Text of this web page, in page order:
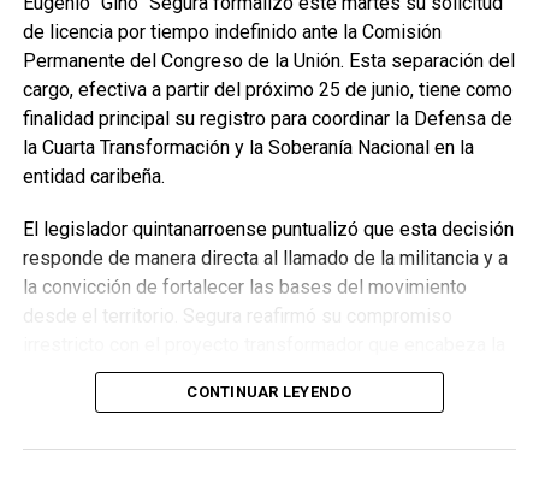
de licencia por tiempo indefinido ante la Comisión
Permanente del Congreso de la Unión. Esta separación del
cargo, efectiva a partir del próximo 25 de junio, tiene como
finalidad principal su registro para coordinar la Defensa de
la Cuarta Transformación y la Soberanía Nacional en la
entidad caribeña.
El legislador quintanarroense puntualizó que esta decisión
responde de manera directa al llamado de la militancia y a
la convicción de fortalecer las bases del movimiento
desde el territorio. Segura reafirmó su compromiso
presidenta de la República, Claudia Sheinbaum Pardo,
asegurando que la consolidación del bienestar social
CONTINUAR LEYENDO